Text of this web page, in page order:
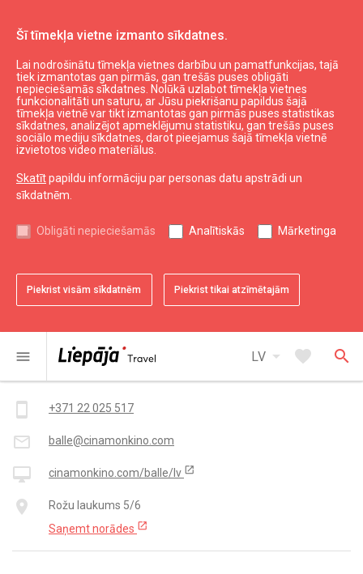
Šī tīmekļa vietne izmanto sīkdatnes.
Lai nodrošinātu tīmekļa vietnes darbību un pamatfunkcijas, tajā
tiek izmantotas gan pirmās, gan trešās puses obligāti
nepieciešamās sīkdatnes. Nolūkā uzlabot tīmekļa vietnes
funkcionalitāti un saturu, ar Jūsu piekrišanu papildus šajā
tīmekļa vietnē var tikt izmantotas gan pirmās puses statistikas
sīkdatnes, analizējot apmeklējumu statistiku, gan trešās puses
sociālo mediju sīkdatnes, darot pieejamus šajā tīmekļa vietnē
izvietotos video materiālus.
Skatītpapildu informāciju par personas datu apstrādi un
sīkdatnēm.
Obligāti nepieciešamās Analītiskās Mārketinga
Piekrist visām sīkdatnēm Piekrist tikai atzīmētajām
menu LV arrow_drop_down favorite search
Darīt un redzēt Kultūra, māksla, zinātne
Kinoteātris "Cinamon Liepaja Balle"
smartphone +371 22 025 517
mail_outline balle@cinamonkino.com
desktop_mac cinamonkino.com/balle/lv open_in_new
place
Rožu laukums 5/6
Saņemt norādes open_in_new